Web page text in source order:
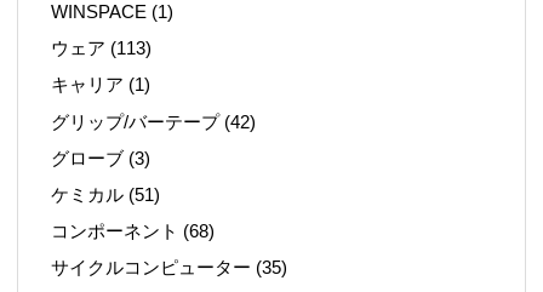
WINSPACE (1)
ウェア (113)
キャリア (1)
グリップ/バーテープ(42)
グローブ (3)
ケミカル (51)
コンポーネント (68)
サイクルコンピューター (35)